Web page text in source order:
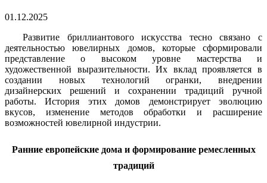
01.12.2025
Развитие бриллиантового искусства тесно связано с
деятельностью ювелирных домов, которые сформировали
представление о высоком уровне мастерства и
художественной выразительности. Их вклад проявляется в
создании новых технологий огранки, внедрении
дизайнерских решений и сохранении традиций ручной
работы. История этих домов демонстрирует эволюцию
вкусов, изменение методов обработки и расширение
возможностей ювелирной индустрии.
Ранние европейские дома и формирование ремесленных
традиций